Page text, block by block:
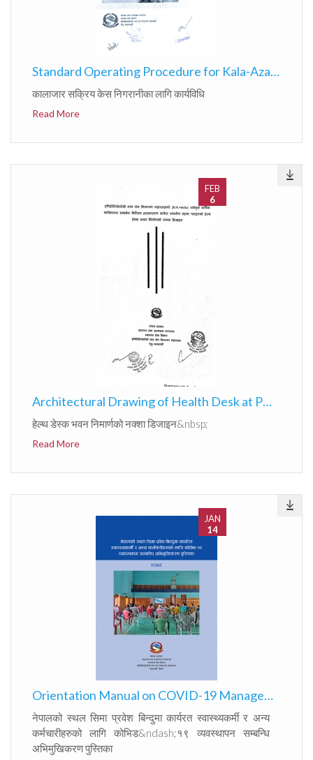
Standard Operating Procedure for Kala-Azar active case surveillance
कालाजार सक्रिय केस निगरानीका लागि कार्यविधि
Read More
FEB
6
Architectural Drawing of Health Desk at POEs
हेल्थ डेस्क भवन निमार्णको नक्शा डिजाइन&nbsp;
Read More
JAN
14
Orientation Manual on COVID-19 Management in POE
नेपालको स्थल सिमा प्रवेश बिन्दुमा कार्यरत स्वास्थ्यकर्मी र अन्य
कर्मचारीहरुको लागि कोभिड&ndash;१९ व्यवस्थापन सम्बन्धि
अभिमुखिकरण पुस्तिका